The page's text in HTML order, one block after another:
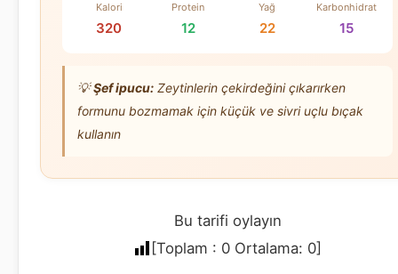
Kalori
320
Protein
12
Yağ
22
Karbonhidrat
15
💡Şef ipucu: Zeytinlerin çekirdeğini çıkarırken
formunu bozmamak için küçük ve sivri uçlu bıçak
kullanın
Bu tarifi oylayın
[Toplam : 0 Ortalama: 0]